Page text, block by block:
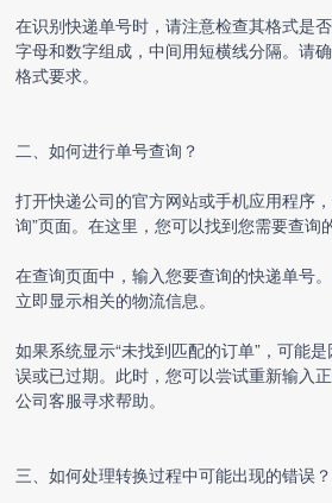
在识别快递单号时，请注意检查其格式是
字母和数字组成，中间用短横线分隔。请
格式要求。
二、如何进行单号查询？
打开快递公司的官方网站或手机应用程序
询”页面。在这里，您可以找到您需要查询
在查询页面中，输入您要查询的快递单号
立即显示相关的物流信息。
如果系统显示“未找到匹配的订单”，可能
误或已过期。此时，您可以尝试重新输入
公司客服寻求帮助。
三、如何处理转换过程中可能出现的错误？